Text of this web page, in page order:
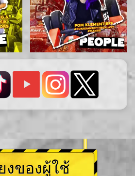
งของผู้ใช้